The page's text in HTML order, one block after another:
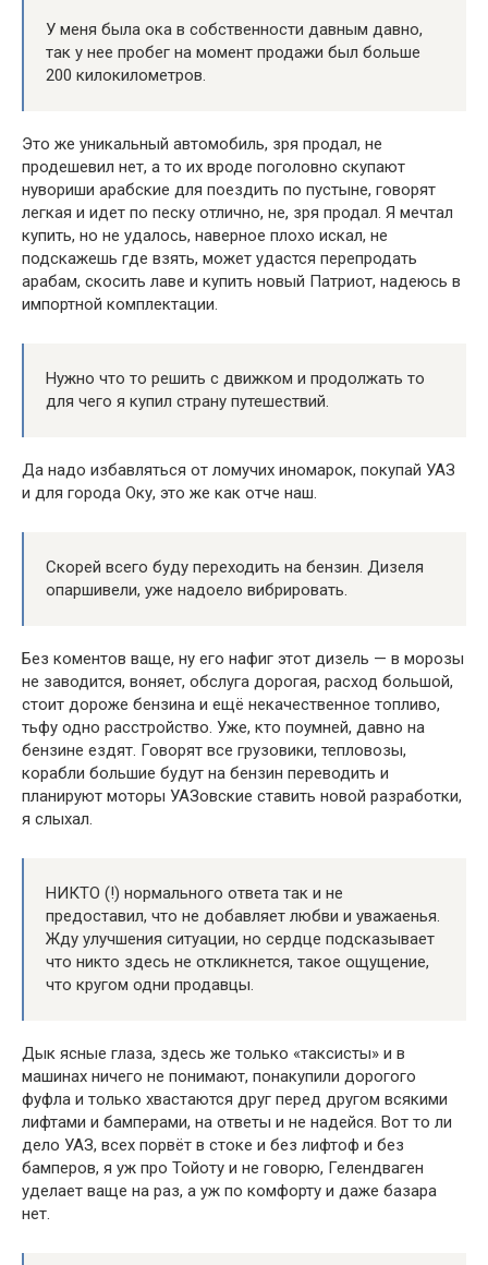
У меня была ока в собственности давным давно,
так у нее пробег на момент продажи был больше
200 килокилометров.
Это же уникальный автомобиль, зря продал, не
продешевил нет, а то их вроде поголовно скупают
нувориши арабские для поездить по пустыне, говорят
легкая и идет по песку отлично, не, зря продал. Я мечтал
купить, но не удалось, наверное плохо искал, не
подскажешь где взять, может удастся перепродать
арабам, скосить лаве и купить новый Патриот, надеюсь в
импортной комплектации.
Нужно что то решить с движком и продолжать то
для чего я купил страну путешествий.
Да надо избавляться от ломучих иномарок, покупай УАЗ
и для города Оку, это же как отче наш.
Скорей всего буду переходить на бензин. Дизеля
опаршивели, уже надоело вибрировать.
Без коментов ваще, ну его нафиг этот дизель — в морозы
не заводится, воняет, обслуга дорогая, расход большой,
стоит дороже бензина и ещё некачественное топливо,
тьфу одно расстройство. Уже, кто поумней, давно на
бензине ездят. Говорят все грузовики, тепловозы,
корабли большие будут на бензин переводить и
планируют моторы УАЗовские ставить новой разработки,
я слыхал.
НИКТО (!) нормального ответа так и не
предоставил, что не добавляет любви и уважаенья.
Жду улучшения ситуации, но сердце подсказывает
что никто здесь не откликнется, такое ощущение,
что кругом одни продавцы.
Дык ясные глаза, здесь же только «таксисты» и в
машинах ничего не понимают, понакупили дорогого
фуфла и только хвастаются друг перед другом всякими
лифтами и бамперами, на ответы и не надейся. Вот то ли
дело УАЗ, всех порвёт в стоке и без лифтоф и без
бамперов, я уж про Тойоту и не говорю, Гелендваген
уделает ваще на раз, а уж по комфорту и даже базара
нет.